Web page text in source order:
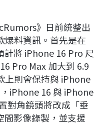
》日前統整出
爆料資訊。首先是在
計將 iPhone 16 Pro 尺
Pro Max 加大到 6.9
上則會保持與 iPhone
iPhone 16 與 iPhone
對角鏡頭將改成「垂
間影像錄製，並支援